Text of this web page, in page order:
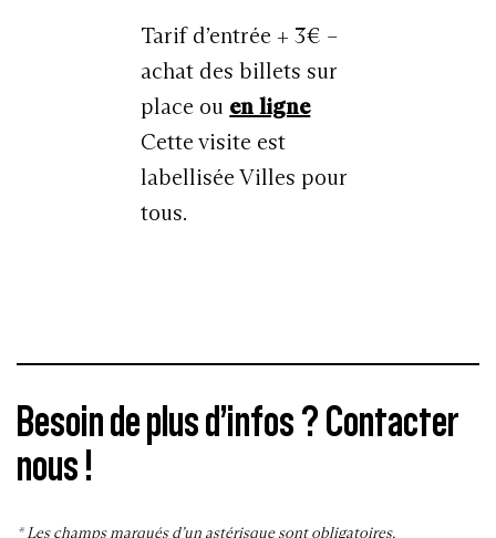
Tarif d’entrée + 3€ –
achat des billets sur
place ou en ligne
Cette visite est
labellisée Villes pour
tous.
Besoin de plus d’infos ? Contacter
nous !
*Les champs marqués d’un astérisque sont obligatoires.